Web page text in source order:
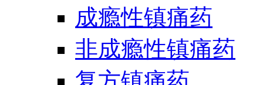
成瘾性镇痛药
非成瘾性镇痛药